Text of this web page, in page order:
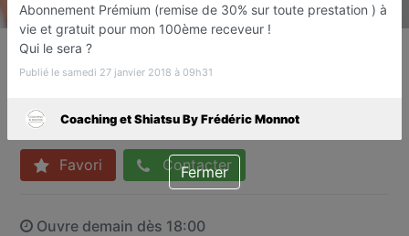
Frédéric Monnot
Lingolsheim
Favori Contacter
Ouvre demain dès 18:00
Abonnement Prémium (remise de 30% sur toute prestation ) à
vie et gratuit pour mon 100ème receveur !
Qui le sera ?
Publié le samedi 27 janvier 2018 à 09h31
Coaching et Shiatsu By Frédéric Monnot
Fermer